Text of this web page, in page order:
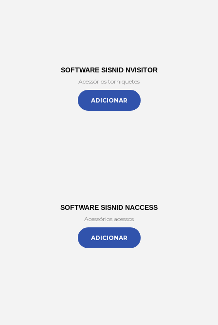
SOFTWARE SISNID NVISITOR
Acessórios torniquetes
ADICIONAR
SOFTWARE SISNID NACCESS
Acessórios acessos
ADICIONAR